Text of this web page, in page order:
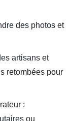
des photos et
artisans et
retombées pour
:
ou